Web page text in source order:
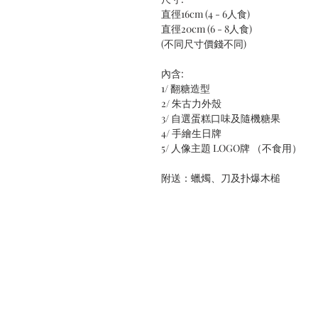
直徑16cm (4 - 6人食)
直徑20cm (6 - 8人食)
(不同尺寸價錢不同)
內含:
1/ 翻糖造型
2/ 朱古力外殼
3/ 自選蛋糕口味及隨機糖果
4/ 手繪生日牌
5/ 人像主題 LOGO牌 （不食用）
附送：蠟燭、刀及扑爆木槌